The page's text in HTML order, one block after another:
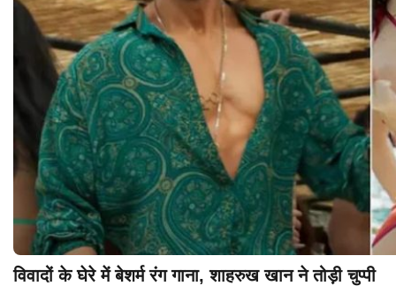
विवादों के घेरे में बेशर्म रंग गाना, शाहरुख खान ने तोड़ी चुप्पी